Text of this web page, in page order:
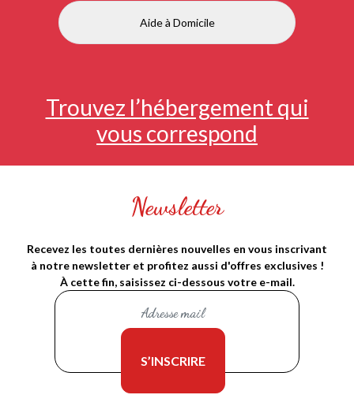
Aide à Domicile
Trouvez l’hébergement qui
vous correspond
Newsletter
Recevez les toutes dernières nouvelles en vous inscrivant
à notre newsletter et profitez aussi d'offres exclusives !
À cette fin, saisissez ci-dessous votre e-mail.